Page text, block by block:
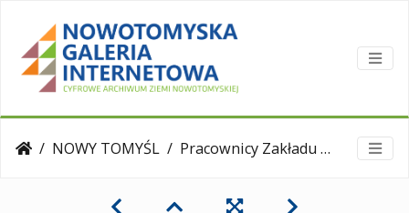
NOWY TOMYŚL Pracownicy Zakładu Ubezpieczeń PZU - 1951r.